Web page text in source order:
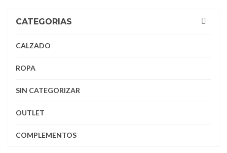
CATEGORIAS
CALZADO
ROPA
SIN CATEGORIZAR
OUTLET
COMPLEMENTOS